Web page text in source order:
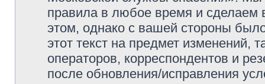
правила в любое время и сделаем
этом, однако с вашей стороны
этот текст на предмет изменений,
операторов, корреспондентов и
после обновления/исправления